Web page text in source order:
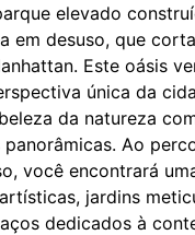
elevado
em desuso, que
Este oásis
única da
da natureza
Ao
você encontrará
jardins
dedicados à